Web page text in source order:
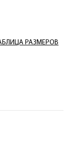
РАЗМЕРОВ